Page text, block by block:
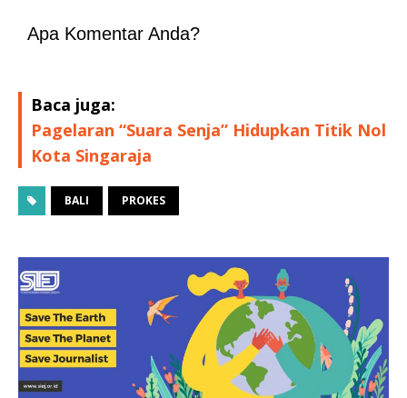
Apa Komentar Anda?
Baca juga:
Pagelaran “Suara Senja” Hidupkan Titik Nol
Kota Singaraja
BALI PROKES